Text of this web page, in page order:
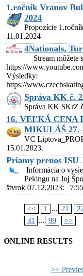
1.ročník Vranov
2024
Propozície
11.01.2024
4Nationals,
Stream môžete
https://
Výsledky:
https://
Správa KK č.
Správa KK SKrZ
16. VEĽKÁ CENA
MIKULÁŠ 27.
VC
15.01.2023.
Priamy prenos ISU
Informácia o
Pekingu na Joj
štvrok 07.12.2023:
<< 1 ... 21
31
... 99 >>
ONLINE RESULTS
>>